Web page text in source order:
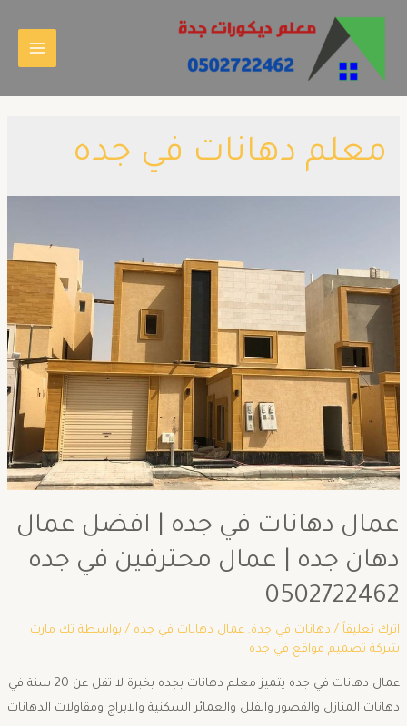
معلم دهانات في جده
عمال دهانات في جده | افضل عمال
دهان جده | عمال محترفين في جده
0502722462
اترك تعليقاً / دهانات في جدة, عمال دهانات في جده / بواسطة تك مارت
شركة تصميم مواقع في جده
عمال دهانات في جده يتميز معلم دهانات بجده بخبرة لا تقل عن 20 سنة في
دهانات المنازل والقصور والفلل والعمائر السكنية والابراج ومقاولات الدهانات